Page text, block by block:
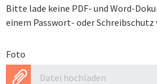
Bitte lade keine PDF- und Word-
einem Passwort- oder Schreibschutz
Foto
Datei hochladen